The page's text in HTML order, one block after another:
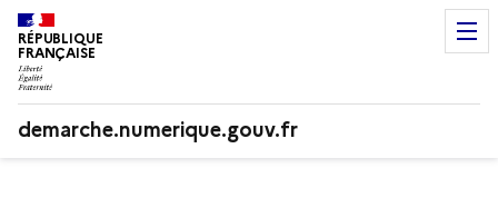
RÉPUBLIQUE
FRANÇAISE
demarche.numerique.gouv.fr